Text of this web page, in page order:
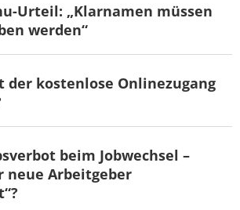
Urteil: „Klarnamen müssen
werden“
der kostenlose Onlinezugang
beim Jobwechsel –
neue Arbeitgeber